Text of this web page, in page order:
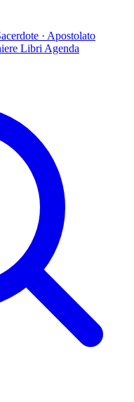
· Apostolato
Libri Agenda